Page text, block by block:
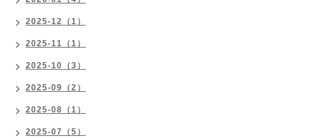
2025-12（1）
2025-11（1）
2025-10（3）
2025-09（2）
2025-08（1）
2025-07（5）